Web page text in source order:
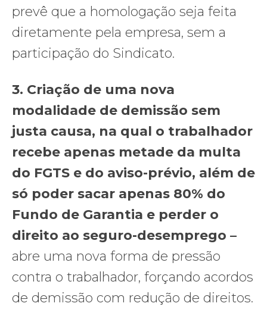
prevê que a homologação seja feita
diretamente pela empresa, sem a
participação do Sindicato.
3. Criação de uma nova
modalidade de demissão sem
justa causa, na qual o trabalhador
recebe apenas metade da multa
do FGTS e do aviso-prévio, além de
só poder sacar apenas 80% do
Fundo de Garantia e perder o
direito ao seguro-desemprego –
abre uma nova forma de pressão
contra o trabalhador, forçando acordos
de demissão com redução de direitos.